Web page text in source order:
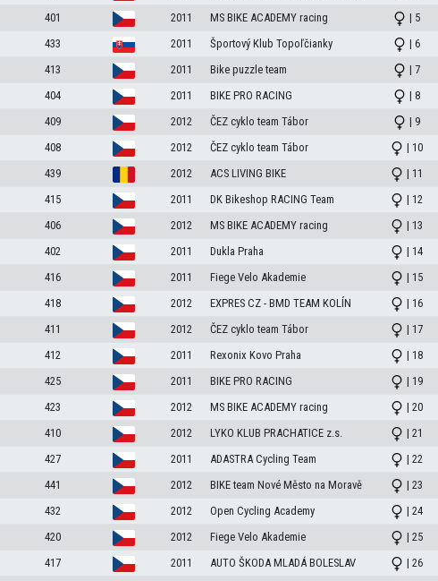
401 2011 MS BIKE ACADEMY racing | 5
433 2011 Športový Klub Topoľčianky | 6
413 2011 Bike puzzle team | 7
404 2011 BIKE PRO RACING | 8
409 2012 ČEZ cyklo team Tábor | 9
408 2012 ČEZ cyklo team Tábor | 10
439 2012 ACS LIVING BIKE | 11
415 2011 DK Bikeshop RACING Team | 12
406 2012 MS BIKE ACADEMY racing | 13
402 2011 Dukla Praha | 14
416 2011 Fiege Velo Akademie | 15
418 2012 EXPRES CZ - BMD TEAM KOLÍN | 16
411 2012 ČEZ cyklo team Tábor | 17
412 2011 Rexonix Kovo Praha | 18
425 2011 BIKE PRO RACING | 19
423 2012 MS BIKE ACADEMY racing | 20
410 2012 LYKO KLUB PRACHATICE z.s. | 21
427 2011 ADASTRA Cycling Team | 22
441 2012 BIKE team Nové Město na Moravě | 23
432 2012 Open Cycling Academy | 24
420 2012 Fiege Velo Akademie | 25
417 2011 AUTO ŠKODA MLADÁ BOLESLAV | 26